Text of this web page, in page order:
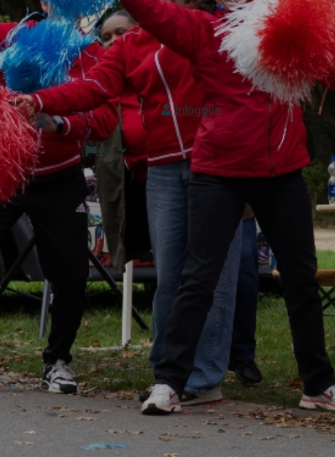
Inloggen
NL